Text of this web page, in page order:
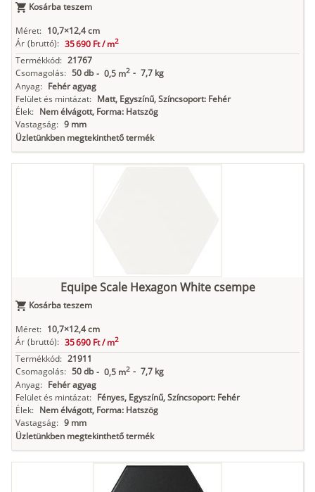
Kosárba teszem
Méret: 10,7×12,4 cm
Ár (bruttó): 35 690 Ft /m2
Termékkód: 21767
Csomagolás: 50 db - 0,5 m2 - 7,7 kg
Anyag: Fehér agyag
Felület és mintázat: Matt, Egyszínű, Színcsoport: Fehér
Élek: Nem élvágott, Forma: Hatszög
Vastagság: 9 mm
Üzletünkben megtekinthető termék
Equipe Scale Hexagon White csempe
Kosárba teszem
Méret: 10,7×12,4 cm
Ár (bruttó): 35 690 Ft /m2
Termékkód: 21911
Csomagolás: 50 db - 0,5 m2 - 7,7 kg
Anyag: Fehér agyag
Felület és mintázat: Fényes, Egyszínű, Színcsoport: Fehér
Élek: Nem élvágott, Forma: Hatszög
Vastagság: 9 mm
Üzletünkben megtekinthető termék